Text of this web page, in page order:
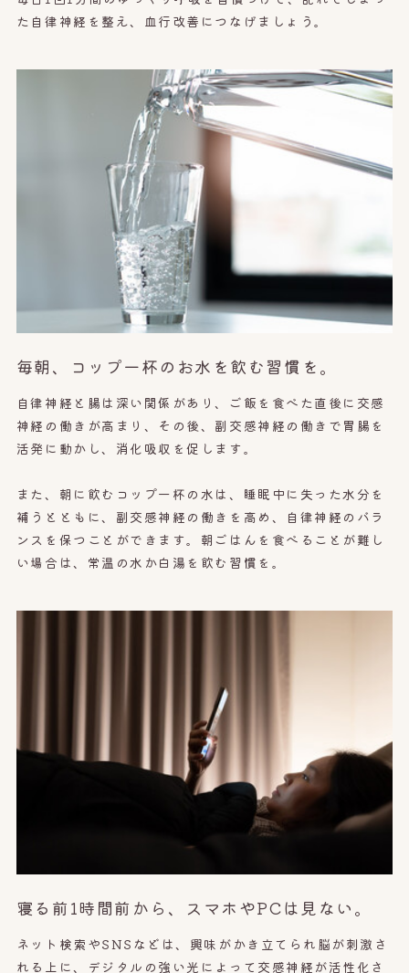
た自律神経を整え、血行改善につなげましょう。
毎朝、コップ一杯のお水を飲む習慣を。
自律神経と腸は深い関係があり、ご飯を食べた直後に交感
神経の働きが高まり、その後、副交感神経の働きで胃腸を
活発に動かし、消化吸収を促します。
また、朝に飲むコップ一杯の水は、睡眠中に失った水分を
補うとともに、副交感神経の働きを高め、自律神経のバラ
ンスを保つことができます。朝ごはんを食べることが難し
い場合は、常温の水か白湯を飲む習慣を。
寝る前1時間前から、スマホやPCは見ない。
ネット検索やSNSなどは、興味がかき立てられ脳が刺激さ
れる上に、デジタルの強い光によって交感神経が活性化さ